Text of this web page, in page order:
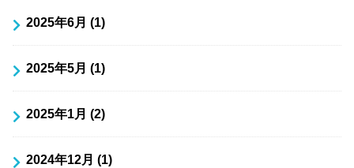
2025年6月 (1)
2025年5月 (1)
2025年1月 (2)
2024年12月 (1)